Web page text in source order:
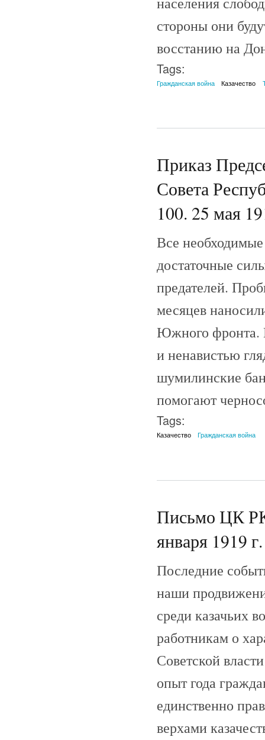
стороны они
восстанию на
Tags:
Гражданская война Казачество
Приказ
Совета
100. 25 мая
Все
достаточные
предателей.
месяцев
Южного фронта.
и ненавистью
шумилинские
помогают
Tags:
Казачество Гражданская война
Письмо ЦК
января 1919 г.
Последние
наши
среди казачьих
работникам о
Советской
опыт года
единственно
верхами